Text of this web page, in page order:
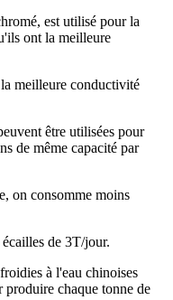
est utilisé pour la
ont la meilleure
meilleure conductivité
être utilisées pour
de même capacité par
on consomme moins
de 3T/jour.
à l'eau chinoises
chaque tonne de